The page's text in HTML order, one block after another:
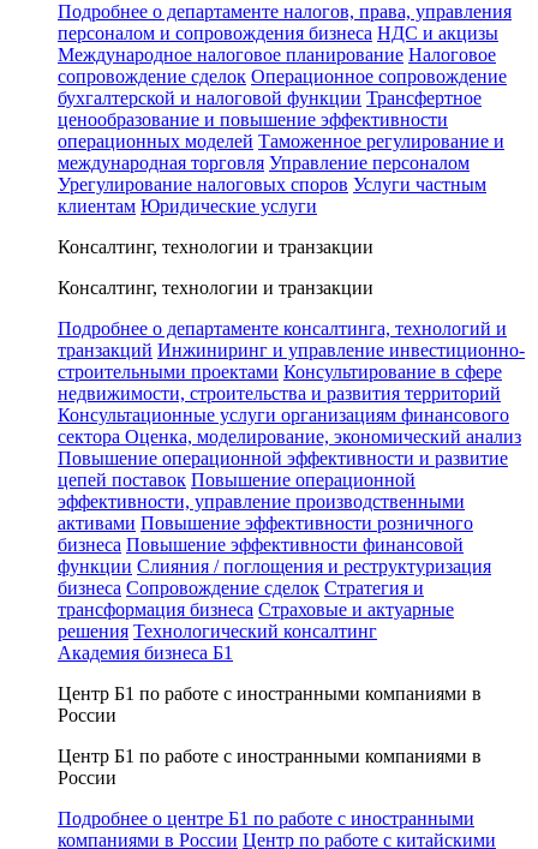
Подробнее о департаменте налогов, права, управления
персоналом и сопровождения бизнеса НДС и акцизы
Международное налоговое планирование Налоговое
сопровождение сделок Операционное сопровождение
бухгалтерской и налоговой функции Трансфертное
ценообразование и повышение эффективности
операционных моделей Таможенное регулирование и
международная торговля Управление персоналом
Урегулирование налоговых споров Услуги частным
клиентам Юридические услуги
Консалтинг, технологии и транзакции
Консалтинг, технологии и транзакции
Подробнее о департаменте консалтинга, технологий и
транзакций Инжиниринг и управление инвестиционно-
строительными проектами Консультирование в сфере
недвижимости, строительства и развития территорий
Консультационные услуги организациям финансового
сектора Оценка, моделирование, экономический анализ
Повышение операционной эффективности и развитие
цепей поставок Повышение операционной
эффективности, управление производственными
активами Повышение эффективности розничного
бизнеса Повышение эффективности финансовой
функции Слияния / поглощения и реструктуризация
бизнеса Сопровождение сделок Стратегия и
трансформация бизнеса Страховые и актуарные
решения Технологический консалтинг
Академия бизнеса Б1
Центр Б1 по работе с иностранными компаниями в
России
Центр Б1 по работе с иностранными компаниями в
России
Подробнее о центре Б1 по работе с иностранными
компаниями в России Центр по работе с китайскими